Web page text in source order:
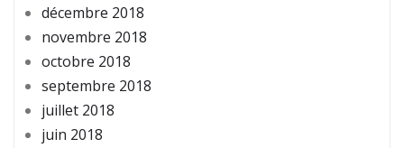
décembre 2018
novembre 2018
octobre 2018
septembre 2018
juillet 2018
juin 2018